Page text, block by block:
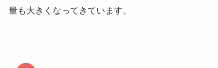
量も大きくなってきています。